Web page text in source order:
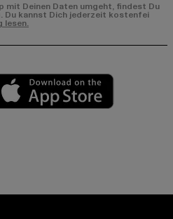
mit Deinen Daten umgeht, findest Du
Du kannst Dich jederzeit kostenfei
lesen.
market